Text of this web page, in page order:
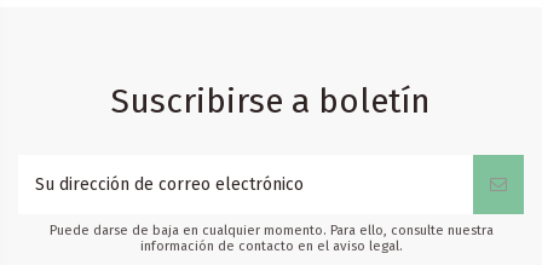
Suscribirse a boletín
Puede darse de baja en cualquier momento. Para ello, consulte nuestra
información de contacto en el aviso legal.